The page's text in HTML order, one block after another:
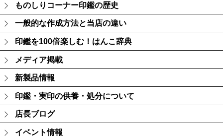
ものしりコーナー印鑑の歴史
一般的な作成方法と当店の違い
印鑑を100倍楽しむ！はんこ辞典
メディア掲載
新製品情報
印鑑・実印の供養・処分について
店長ブログ
イベント情報